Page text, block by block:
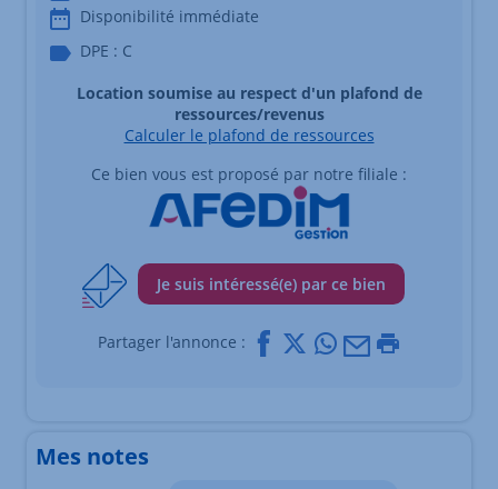
Disponibilité immédiate
DPE : C
Location soumise au respect d'un plafond de
ressources/revenus
Calculer le plafond de ressources
Ce bien vous est proposé par notre filiale :
Je suis intéressé(e) par ce bien
Partager l'annonce : Facebook
X Whatsapp
Mail
Mes notes